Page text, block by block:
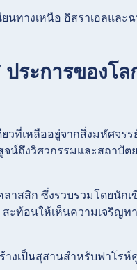
นทางเหนือ อิสราเอลแล
ระการของโล
วที่เหลืออยู่จากสิ่งมหัศจร
น์ถึงวิศวกรรมและสถาปั
าสสิก ซึ่งรวบรวมโดยนัก
ะท้อนให้เห็นความเจริญ
งเป็นสุสานสำหรับฟาโรห์